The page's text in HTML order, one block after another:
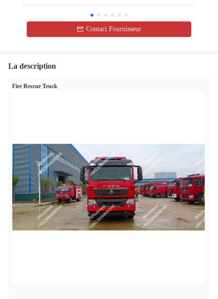
Contact Fournisseur
La description
Fire Rescue Truck